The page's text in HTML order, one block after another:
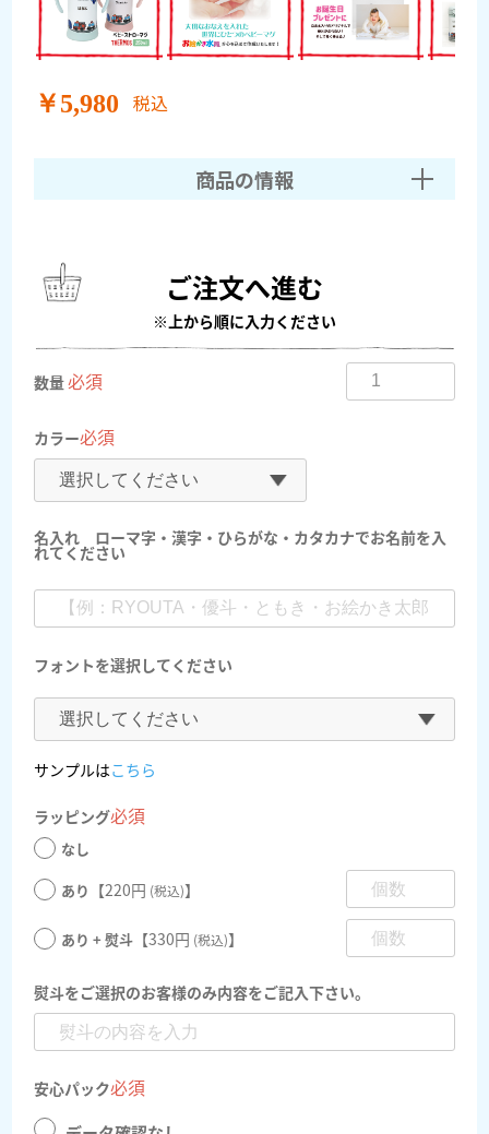
￥5,980 税込
商品の情報
ご注文へ進む
※上から順に入力ください
数量必須
カラー必須
名入れ ローマ字・漢字・ひらがな・カタカナでお名前を入
れてください
フォントを選択してください
サンプルはこちら
ラッピング必須
なし
あり 【220円 (税込)】
あり + 熨斗 【330円 (税込)】
熨斗をご選択のお客様のみ内容をご記入下さい。
安心パック必須